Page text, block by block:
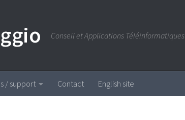
Conseil et Applications Téléinformatiques
/ support Contact English site